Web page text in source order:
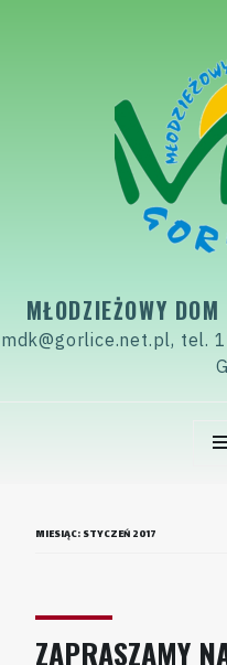
MŁODZIEŻOWY
mdk@gorlice.net.pl, tel.
MIESIĄC:STYCZEŃ 2017
ZAPRASZAMY